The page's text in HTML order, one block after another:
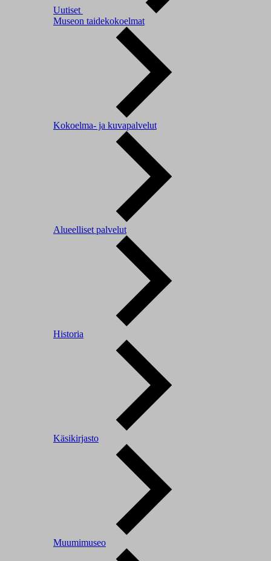
Uutiset
Museon taidekokoelmat
Kokoelma- ja kuvapalvelut
Alueelliset palvelut
Historia
Käsikirjasto
Muumimuseo